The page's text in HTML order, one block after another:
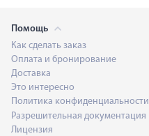
Помощь
Как сделать заказ
Оплата и бронирование
Доставка
Это интересно
Политика конфиденциальности
Разрешительная документация
Лицензия